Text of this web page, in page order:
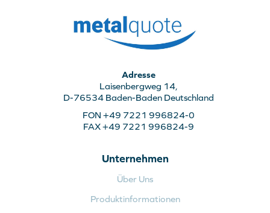
Adresse
Laisenbergweg 14,
D-76534 Baden-Baden Deutschland
FON +49 7221 996824-0
FAX +49 7221 996824-9
Unternehmen
Über Uns
Produktinformationen